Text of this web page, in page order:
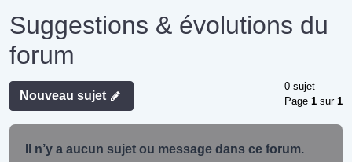
Suggestions & évolutions du
forum
Nouveau sujet
0 sujet
Page 1 sur 1
Il n’y a aucun sujet ou message dans ce forum.